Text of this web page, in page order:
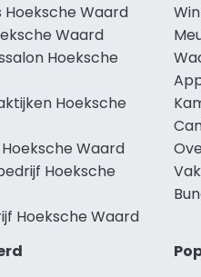
Hoeksche Waard
Waard
Hoeksche
Hoeksche
Waard
Hoeksche
Hoeksche Waard